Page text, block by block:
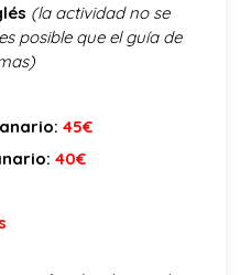
(la actividad no se
posible que el guía de
45€
40€